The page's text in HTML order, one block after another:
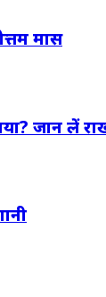
मास
जान लें